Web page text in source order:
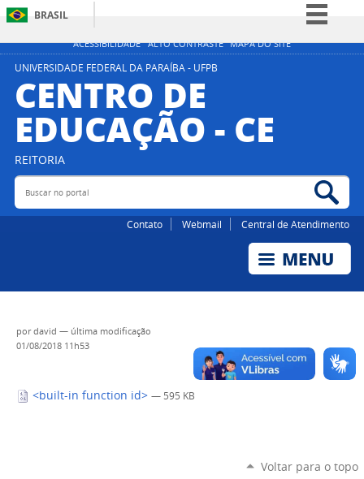
ACESSIBILIDADE ALTO CONTRASTE MAPA DO SITE
BRASIL
Simplifique!
Acesso à informação
Legislação
UNIVERSIDADE FEDERAL DA PARAÍBA - UFPB
CENTRO DE
EDUCAÇÃO - CE
REITORIA
Buscar no portal
Contato Webmail Central de Atendimento
pordavid — última modificação
01/08/2018 11h53
<built-in function id> — 595 KB
Voltar para o topo